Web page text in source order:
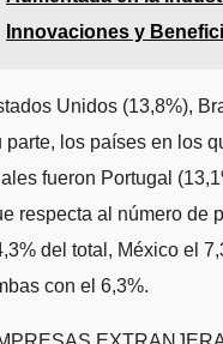
Innovaciones y
Unidos (13,8%),
parte, los países en los
fueron Portugal
respecta al número de
del total, México el
con el 6,3%.